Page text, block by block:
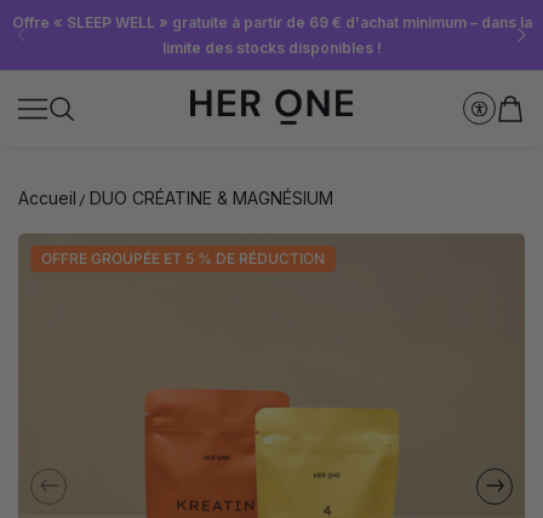
Offre « SLEEP WELL » gratuite à partir de 69 € d'achat minimum – dans la
limite des stocks disponibles !
Abonnez-vous dès maintenant à la newsletter et recevez un bon d'achat
de 10 €
Économisez jusqu'à 30 % grâce à nos Subscriptions
Accueil DUO CRÉATINE & MAGNÉSIUM
OFFRE GROUPÉE ET 5 % DE RÉDUCTION